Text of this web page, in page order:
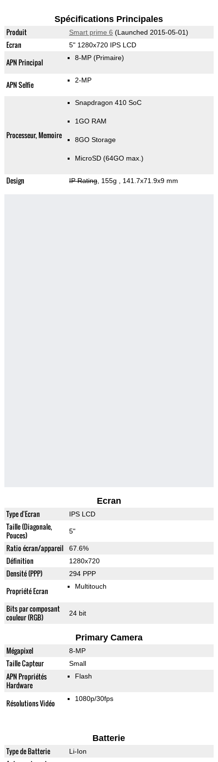
Spécifications Principales
Produit Smart prime 6 (Launched 2015-05-01)
Ecran 5" 1280x720 IPS LCD
APN Principal 8-MP (Primaire)
APN Selfie 2-MP
Processeur, Memoire
Snapdragon 410 SoC
1GO RAM
8GO Storage
MicroSD (64GO max.)
Design IP Rating, 155g , 141.7x71.9x9 mm
Ecran
Type d'Ecran IPS LCD
Taille (Diagonale,
Pouces)
5"
Ratio écran/appareil 67.6%
Définition 1280x720
Densité (PPP) 294 PPP
Propriété Ecran Multitouch
Bits par composant
couleur (RGB)
24 bit
Primary Camera
Mégapixel 8-MP
Taille Capteur Small
APN Propriétés
Hardware
Flash
Résolutions Vidéo 1080p/30fps
Batterie
Type de Batterie Li-Ion